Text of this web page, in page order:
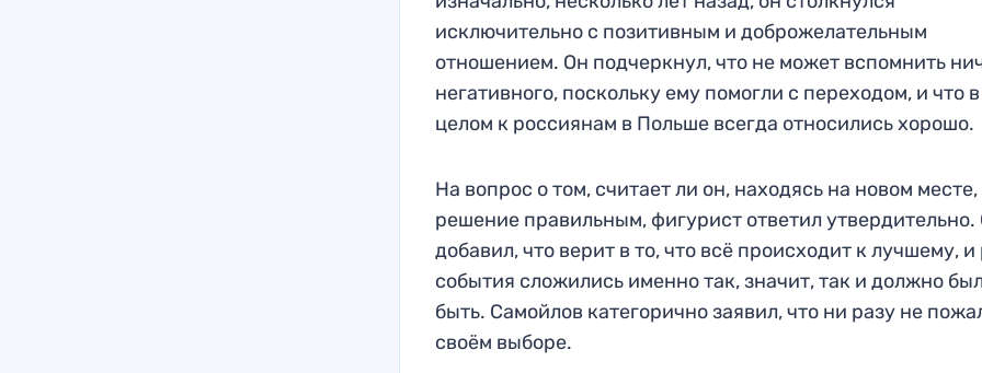
исключительно с позитивным и доброжелательным
отношением. Он подчеркнул, что не может вспомнить
негативного, поскольку ему помогли с переходом, и что в
целом к россиянам в Польше всегда относились хорошо.
На вопрос о том, считает ли он, находясь на новом
решение правильным, фигурист ответил утвердительно.
добавил, что верит в то, что всё происходит к лучшему, и
события сложились именно так, значит, так и должно
быть. Самойлов категорично заявил, что ни разу не
своём выборе.